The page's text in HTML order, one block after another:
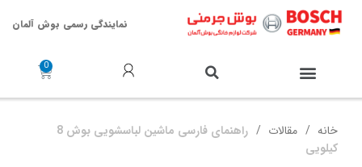
نمایندگی رسمی بوش آلمان
خانه مقالات
راهنمای فارسی ماشین لباسشویی بوش 8
کیلویی